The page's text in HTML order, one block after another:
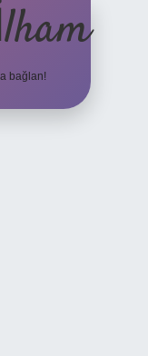
bağlan!